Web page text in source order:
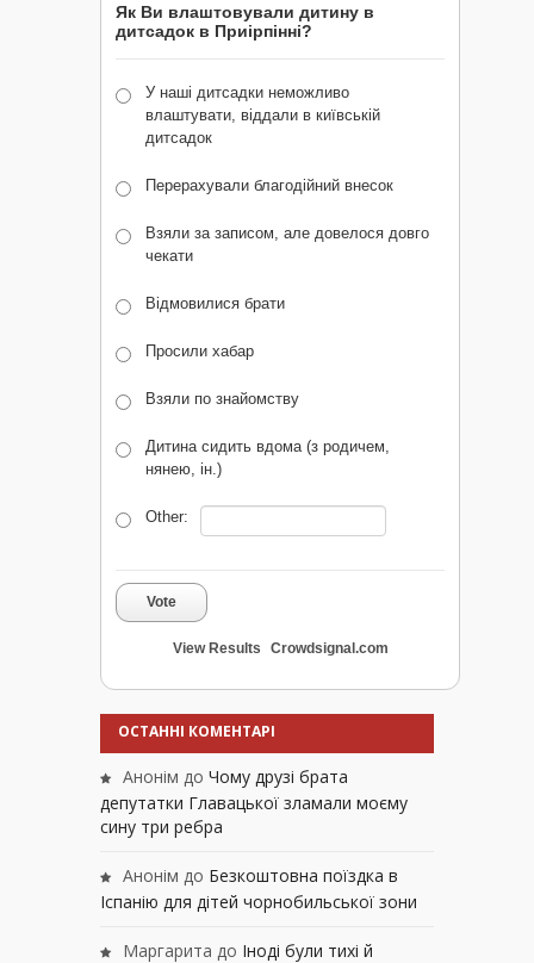
Як Ви влаштовували дитину в
дитсадок в Приірпінні?
У наші дитсадки неможливо
влаштувати, віддали в київській
дитсадок
Перерахували благодійний внесок
Взяли за записом, але довелося довго
чекати
Відмовилися брати
Просили хабар
Взяли по знайомству
Дитина сидить вдома (з родичем,
нянею, ін.)
Other:
Vote
View Results Crowdsignal.com
ОСТАННІ КОМЕНТАРІ
Анонім до Чому друзі брата
депутатки Главацької зламали моєму
сину три ребра
Анонім до Безкоштовна поїздка в
Іспанію для дітей чорнобильської зони
Маргарита до Іноді були тихі й